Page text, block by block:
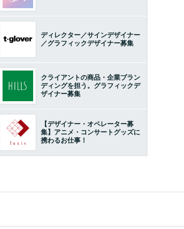
ディレクター／サインデザイナー
／グラフィックデザイナー募集
クライアントの商品・企業ブラン
ディングを担う。グラフィックデ
ザイナー募集
【デザイナー・オペレーター募
集】アニメ・コンサートグッズに
携わるお仕事！